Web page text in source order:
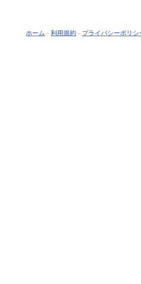
ホーム - 利用規約 - プライバシーポリシ